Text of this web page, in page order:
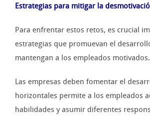
Estrategias para mitigar la
Para enfrentar estos retos, es crucial
estrategias que promuevan el
mantengan a los empleados motivados.
Las empresas deben fomentar el
horizontales permite a los empleados
habilidades y asumir diferentes